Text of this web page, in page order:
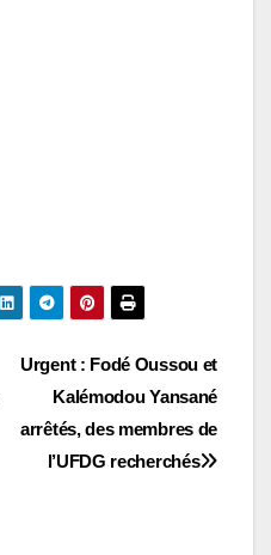
Urgent : Fodé Oussou et
Kalémodou Yansané
arrêtés, des membres de
l’UFDG recherchés